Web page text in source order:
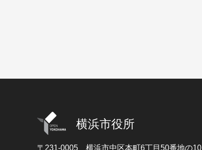
横浜市役所
〒231-0005 横浜市中区本町6丁目50番地の10